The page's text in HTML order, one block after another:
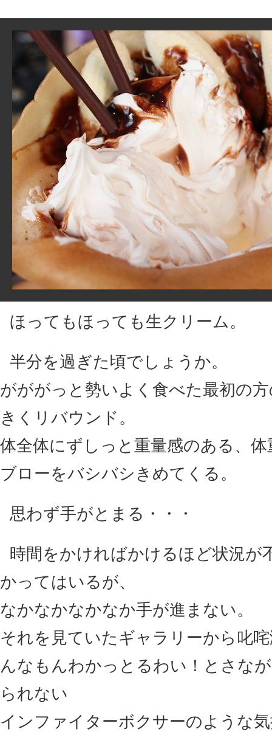
ほってもほっても生クリーム。
半分を過ぎた頃でしょうか。
がががっと勢いよく食べた最初の
きくリバウンド。
体全体にずしっと重量感のある、
ブローをバシバシきめてくる。
思わず手がとまる・・・
時間をかければかけるほど状況が
かってはいるが、
なかなかなかなか手が進まない。
それを見ていたギャラリーから叱
んなもんわかっとるわい！とさな
られない
インファイターボクサーのような